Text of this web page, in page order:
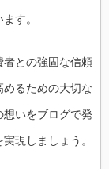
す。
者との強固な信頼
るための大切な
いをブログで発
現しましょう。